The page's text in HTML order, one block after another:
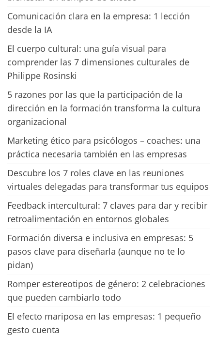
Comunicación clara en la empresa: 1 lección
desde la IA
El cuerpo cultural: una guía visual para
comprender las 7 dimensiones culturales de
Philippe Rosinski
5 razones por las que la participación de la
dirección en la formación transforma la cultura
organizacional
Marketing ético para psicólogos – coaches: una
práctica necesaria también en las empresas
Descubre los 7 roles clave en las reuniones
virtuales delegadas para transformar tus equipos
Feedback intercultural: 7 claves para dar y recibir
retroalimentación en entornos globales
Formación diversa e inclusiva en empresas: 5
pasos clave para diseñarla (aunque no te lo
pidan)
Romper estereotipos de género: 2 celebraciones
que pueden cambiarlo todo
El efecto mariposa en las empresas: 1 pequeño
gesto cuenta